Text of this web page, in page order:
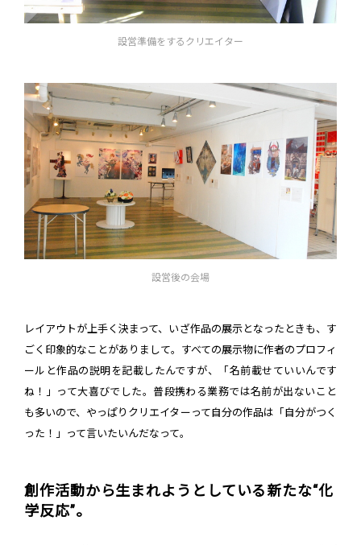
設営準備をするクリエイター
設営後の会場
レイアウトが上手く決まって、いざ作品の展示となったときも、す
ごく印象的なことがありまして。すべての展示物に作者のプロフィ
ールと作品の説明を記載したんですが、「名前載せていいんです
ね！」って大喜びでした。普段携わる業務では名前が出ないこと
も多いので、やっぱりクリエイターって自分の作品は「自分がつく
った！」って言いたいんだなって。
創作活動から生まれようとしている新たな“化
学反応”。